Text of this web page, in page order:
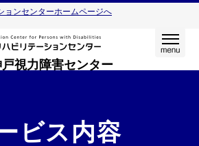
ョンセンターホームページへ
視力障害センター
ビス内容